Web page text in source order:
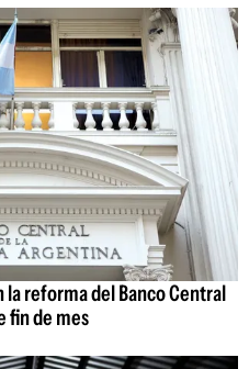
reforma del Banco Central
fin de mes